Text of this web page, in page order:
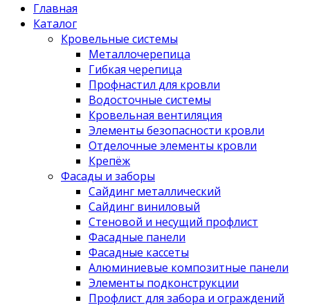
Главная
Каталог
Кровельные системы
Металлочерепица
Гибкая черепица
Профнастил для кровли
Водосточные системы
Кровельная вентиляция
Элементы безопасности кровли
Отделочные элементы кровли
Крепёж
Фасады и заборы
Сайдинг металлический
Сайдинг виниловый
Стеновой и несущий профлист
Фасадные панели
Фасадные кассеты
Алюминиевые композитные панели
Элементы подконструкции
Профлист для забора и ограждений